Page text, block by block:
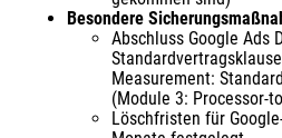
Besondere
Abschluss Google Ads
Measurement:
(Module 3: Processor-
Löschfristen für